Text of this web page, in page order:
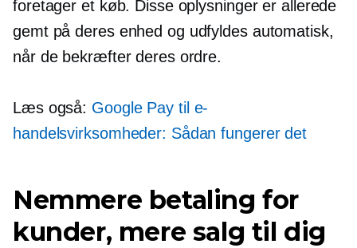
foretager et køb. Disse oplysninger er allerede
gemt på deres enhed og udfyldes automatisk,
når de bekræfter deres ordre.
Læs også: Google Pay til e-
handelsvirksomheder: Sådan fungerer det
Nemmere betaling for
kunder, mere salg til dig